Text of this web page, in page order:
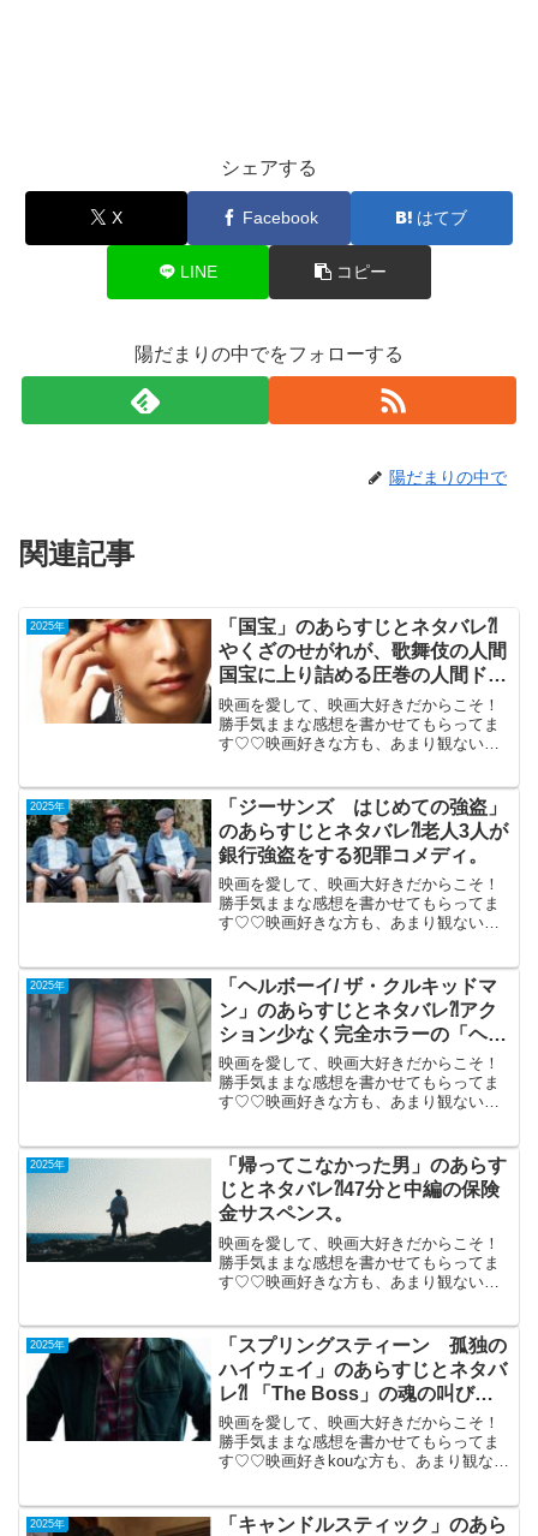
シェアする
X Facebook はてブ
LINE コピー
陽だまりの中でをフォローする
陽だまりの中で
関連記事
2025年
「国宝」のあらすじとネタバレ⁈
やくざのせがれが、歌舞伎の人間
国宝に上り詰める圧巻の人間ドラ
マ。
映画を愛して、映画大好きだからこそ！
勝手気ままな感想を書かせてもらってま
す♡♡映画好きな方も、あまり観ない方
くざのせがれが、歌舞伎の人間国宝に上
り...
2025年
「ジーサンズ はじめての強盗」
のあらすじとネタバレ⁈老人3人が
銀行強盗をする犯罪コメディ。
映画を愛して、映画大好きだからこそ！
勝手気ままな感想を書かせてもらってま
す♡♡映画好きな方も、あまり観ない方
語吹き替え版）2017年6月24日公開（96
分）...
2025年
「ヘルボーイ/ ザ・クルキッドマ
ン」のあらすじとネタバレ⁈アク
ション少なく完全ホラーの「ヘル
ボーイ」。
映画を愛して、映画大好きだからこそ！
勝手気ままな感想を書かせてもらってま
す♡♡映画好きな方も、あまり観ない方
2025年7月4日公開（99分）アクション少
なく完全ホ...
2025年
「帰ってこなかった男」のあらす
じとネタバレ⁈47分と中編の保険
金サスペンス。
映画を愛して、映画大好きだからこそ！
勝手気ままな感想を書かせてもらってま
す♡♡映画好きな方も、あまり観ない方
督舞台挨拶付き）47分と中編の保険金サ
スペン...
2025年
「スプリングスティーン 孤独の
ハイウェイ」のあらすじとネタバ
レ⁈ 「The Boss」の魂の叫びを
聞く 音楽ドラマ。
映画を愛して、映画大好きだからこそ！
勝手気ままな感想を書かせてもらってま
す♡♡映画好きkouな方も、あまり観ない
14日公開（120分）「The Boss」...
2025年
「キャンドルスティック」のあら